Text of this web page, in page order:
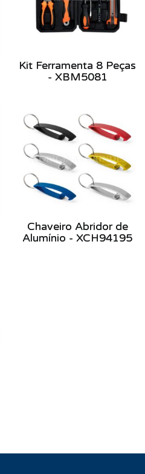
Kit Ferramenta 8 Peças
- XBM5081
Chaveiro Abridor de
Alumínio - XCH94195